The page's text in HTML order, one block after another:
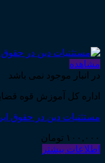
مشاهده
در انبار موجود نمی باشد
اداره کل آموزش قوه
مستثنیات دین در حقوق
۱۰۰,۰۰۰ تومان
اطلاعات بیشتر